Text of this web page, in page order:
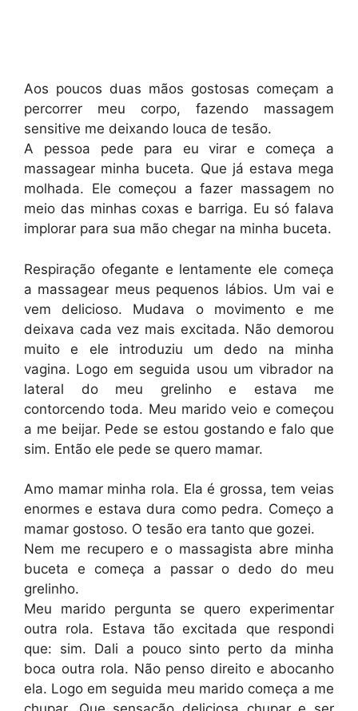
Aos poucos duas mãos gostosas começam a
percorrer meu corpo, fazendo massagem
sensitive me deixando louca de tesão.
A pessoa pede para eu virar e começa a
massagear minha buceta. Que já estava mega
molhada. Ele começou a fazer massagem no
meio das minhas coxas e barriga. Eu só falava
implorar para sua mão chegar na minha buceta.
Respiração ofegante e lentamente ele começa
a massagear meus pequenos lábios. Um vai e
vem delicioso. Mudava o movimento e me
deixava cada vez mais excitada. Não demorou
muito e ele introduziu um dedo na minha
vagina. Logo em seguida usou um vibrador na
lateral do meu grelinho e estava me
contorcendo toda. Meu marido veio e começou
a me beijar. Pede se estou gostando e falo que
sim. Então ele pede se quero mamar.
Amo mamar minha rola. Ela é grossa, tem veias
enormes e estava dura como pedra. Começo a
mamar gostoso. O tesão era tanto que gozei.
Nem me recupero e o massagista abre minha
buceta e começa a passar o dedo do meu
grelinho.
Meu marido pergunta se quero experimentar
outra rola. Estava tão excitada que respondi
que: sim. Dali a pouco sinto perto da minha
boca outra rola. Não penso direito e abocanho
ela. Logo em seguida meu marido começa a me